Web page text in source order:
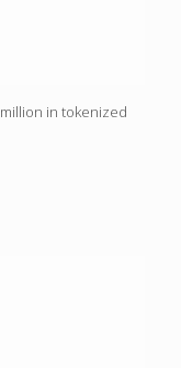
in tokenized